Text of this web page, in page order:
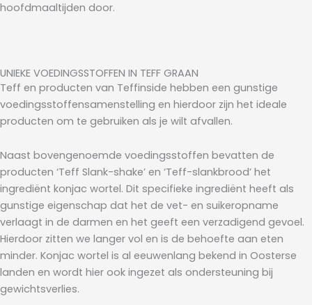
hoofdmaaltijden door.
UNIEKE VOEDINGSSTOFFEN IN TEFF GRAAN
Teff en producten van Teffinside hebben een gunstige
voedingsstoffensamenstelling en hierdoor zijn het ideale
producten om te gebruiken als je wilt afvallen.
Naast bovengenoemde voedingsstoffen bevatten de
producten ‘Teff Slank-shake’ en ‘Teff-slankbrood’ het
ingrediënt konjac wortel. Dit specifieke ingrediënt heeft als
gunstige eigenschap dat het de vet- en suikeropname
verlaagt in de darmen en het geeft een verzadigend gevoel.
Hierdoor zitten we langer vol en is de behoefte aan eten
minder. Konjac wortel is al eeuwenlang bekend in Oosterse
landen en wordt hier ook ingezet als ondersteuning bij
gewichtsverlies.